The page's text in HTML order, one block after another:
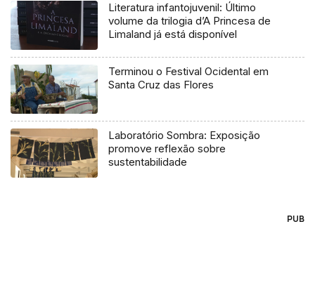
Literatura infantojuvenil: Último
volume da trilogia d’A Princesa de
Limaland já está disponível
Terminou o Festival Ocidental em
Santa Cruz das Flores
Laboratório Sombra: Exposição
promove reflexão sobre
sustentabilidade
PUB